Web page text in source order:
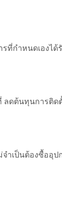
กำหนดเองได้
ดต้นทุนการติด
จำเป็นต้องซื้อ